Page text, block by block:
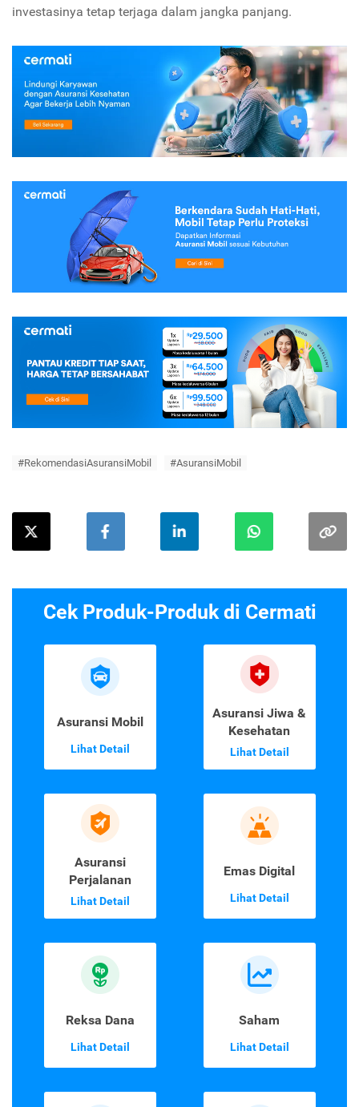
investasinya tetap terjaga dalam jangka panjang.
#RekomendasiAsuransiMobil #AsuransiMobil
Cek Produk-Produk di Cermati
Asuransi Mobil
Lihat Detail
Asuransi Jiwa &
Kesehatan
Lihat Detail
Asuransi
Perjalanan
Lihat Detail
Emas Digital
Lihat Detail
Reksa Dana
Lihat Detail
Saham
Lihat Detail